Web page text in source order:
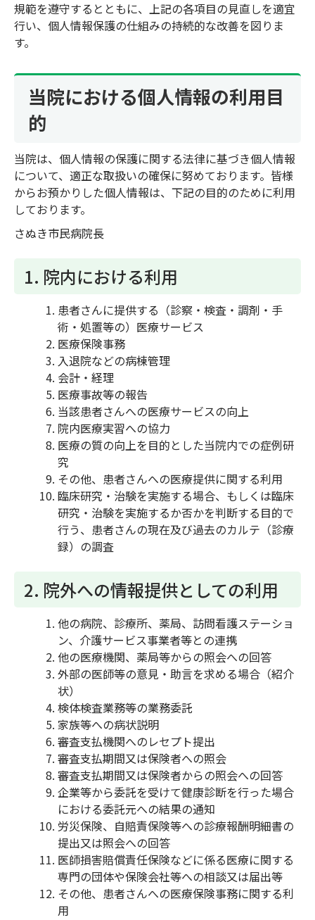
規範を遵守するとともに、上記の各項目の見直しを適宜
行い、個人情報保護の仕組みの持続的な改善を図りま
す。
当院における個人情報の利用目
的
当院は、個人情報の保護に関する法律に基づき個人情報
について、適正な取扱いの確保に努めております。皆様
からお預かりした個人情報は、下記の目的のために利用
しております。
さぬき市民病院長
1. 院内における利用
患者さんに提供する（診察・検査・調剤・手
術・処置等の）医療サービス
医療保険事務
入退院などの病棟管理
会計・経理
医療事故等の報告
当該患者さんへの医療サービスの向上
院内医療実習への協力
医療の質の向上を目的とした当院内での症例研
究
その他、患者さんへの医療提供に関する利用
臨床研究・治験を実施する場合、もしくは臨床
研究・治験を実施するか否かを判断する目的で
行う、患者さんの現在及び過去のカルテ（診療
録）の調査
2. 院外への情報提供としての利用
他の病院、診療所、薬局、訪問看護ステーショ
ン、介護サービス事業者等との連携
他の医療機関、薬局等からの照会への回答
外部の医師等の意見・助言を求める場合（紹介
状）
検体検査業務等の業務委託
家族等への病状説明
審査支払機関へのレセプト提出
審査支払期間又は保険者への照会
審査支払期間又は保険者からの照会への回答
企業等から委託を受けて健康診断を行った場合
における委託元への結果の通知
労災保険、自賠責保険等への診療報酬明細書の
提出又は照会への回答
医師損害賠償責任保険などに係る医療に関する
専門の団体や保険会社等への相談又は届出等
その他、患者さんへの医療保険事務に関する利
用